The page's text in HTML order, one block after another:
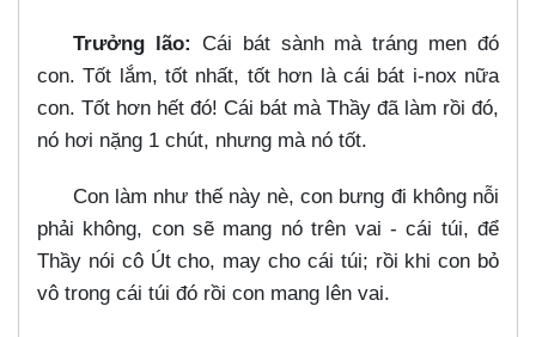
Trưởng lão: Cái bát sành mà tráng men đó
con. Tốt lắm, tốt nhất, tốt hơn là cái bát i-nox nữa
con. Tốt hơn hết đó! Cái bát mà Thầy đã làm rồi đó,
nó hơi nặng 1 chút, nhưng mà nó tốt.
Con làm như thế này nè, con bưng đi không nỗi
phải không, con sẽ mang nó trên vai - cái túi, để
Thầy nói cô Út cho, may cho cái túi; rồi khi con bỏ
vô trong cái túi đó rồi con mang lên vai.